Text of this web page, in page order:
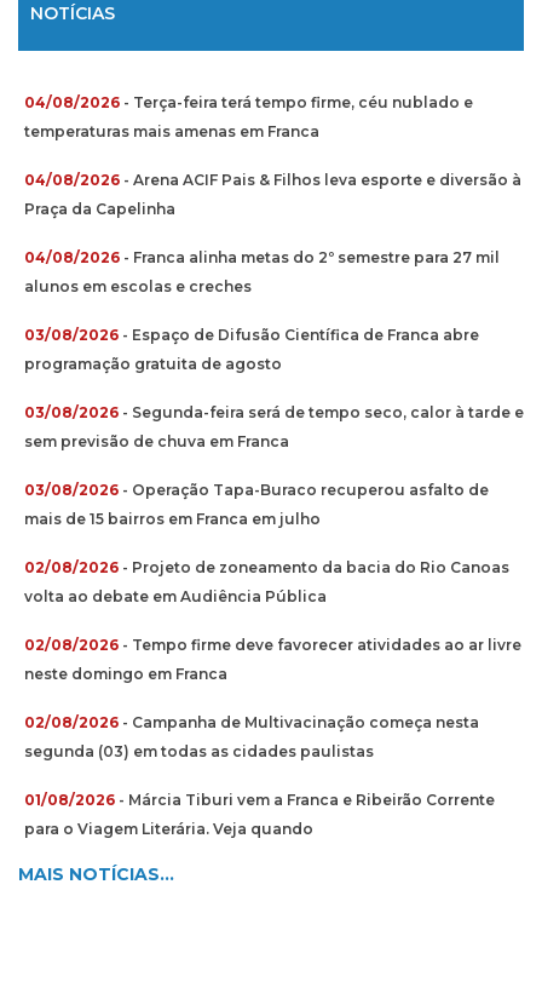
NOTÍCIAS
04/08/2026 - Terça-feira terá tempo firme, céu nublado e
temperaturas mais amenas em Franca
04/08/2026 - Arena ACIF Pais & Filhos leva esporte e diversão à
Praça da Capelinha
04/08/2026 - Franca alinha metas do 2º semestre para 27 mil
alunos em escolas e creches
03/08/2026 - Espaço de Difusão Científica de Franca abre
programação gratuita de agosto
03/08/2026 - Segunda-feira será de tempo seco, calor à tarde e
sem previsão de chuva em Franca
03/08/2026 - Operação Tapa-Buraco recuperou asfalto de
mais de 15 bairros em Franca em julho
02/08/2026 - Projeto de zoneamento da bacia do Rio Canoas
volta ao debate em Audiência Pública
02/08/2026 - Tempo firme deve favorecer atividades ao ar livre
neste domingo em Franca
02/08/2026 - Campanha de Multivacinação começa nesta
segunda (03) em todas as cidades paulistas
01/08/2026 - Márcia Tiburi vem a Franca e Ribeirão Corrente
para o Viagem Literária. Veja quando
MAIS NOTÍCIAS...